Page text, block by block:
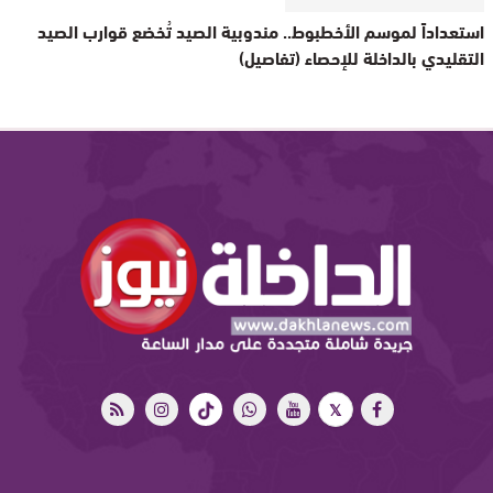
استعداداً لموسم الأخطبوط.. مندوبية الصيد تُخضع قوارب الصيد
التقليدي بالداخلة للإحصاء (تفاصيل)